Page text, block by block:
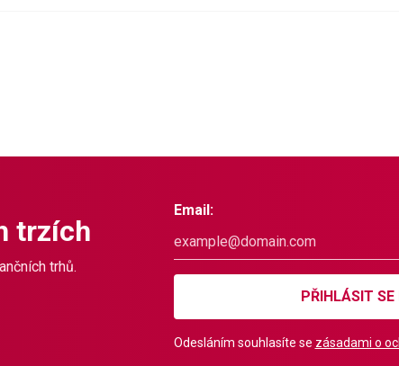
trzích
trhů.
Email:
PŘIHLÁSIT SE
Odesláním souhlasíte se zásadami o